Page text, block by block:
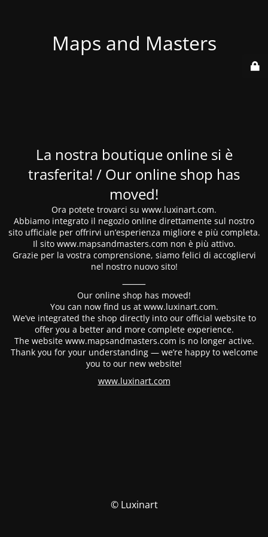
Maps and Masters
La nostra boutique online si è
trasferita! / Our online shop has
moved!
Ora potete trovarci su www.luxinart.com.
Abbiamo integrato il negozio online direttamente sul nostro
sito ufficiale per offrirvi un’esperienza migliore e più completa.
Il sito www.mapsandmasters.com non è più attivo.
Grazie per la vostra comprensione, siamo felici di accogliervi
nel nostro nuovo sito!
⸻
Our online shop has moved!
You can now find us at www.luxinart.com.
We’ve integrated the shop directly into our official website to
offer you a better and more complete experience.
The website www.mapsandmasters.com is no longer active.
Thank you for your understanding — we’re happy to welcome
you to our new website!
www.luxinart.com
© Luxinart